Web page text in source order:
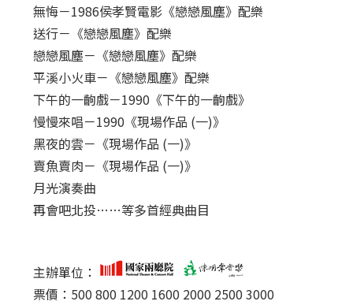
無悔－1986侯孝賢電影《戀戀風塵》配樂
送行－《戀戀風塵》配樂
戀戀風塵－《戀戀風塵》配樂
平溪小火車－《戀戀風塵》配樂
下午的一齣戲－1990《下午的一齣戲》
慢慢來唱－1990《現場作品 (一)》
黑夜的雲－《現場作品 (一)》
賣魚賣肉－《現場作品 (一)》
月光演奏曲
再會吧北投……等多首經典曲目
主辦單位：
票價：500 800 1200 1600 2000 2500 3000